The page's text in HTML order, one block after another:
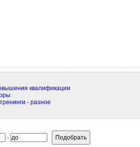
квалификации
- разное
-